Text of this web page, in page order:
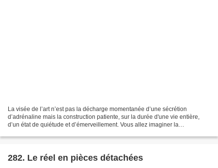
La visée de l’art n’est pas la décharge momentanée d’une sécrétion
d’adrénaline mais la construction patiente, sur la durée d'une vie entière,
d’un état de quiétude et d’émerveillement. Vous allez imaginer la
282. Le réel en pièces détachées